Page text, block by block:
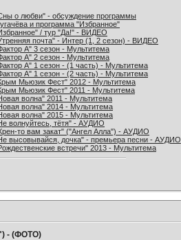
о любви" - обсуждение программы
и программа "Избранное"
/ тур "Да!" - ВИДЕО
почта" - Интер (1, 2 сезон) - ВИДЕО
А" 3 сезон - Мультитема
А" 2 сезон - Мультитема
А" 1 сезон - (1 часть) - Мультитема
А" 1 сезон - (2 часть) - Мультитема
Мьюзик Фест" 2012 - Мультитема
Мьюзик Фест" 2011 - Мультитема
волна" 2011 - Мультитема
волна" 2014 - Мультитема
волна" 2015 - Мультитема
волнуйтесь, тётя" - АУДИО
то вам закат" ("Ангел Алла") - АУДИО
высовывайся, дочка" - премьера песни - АУДИО
встречи" 2013 - Мультитема
- (ФОТО)